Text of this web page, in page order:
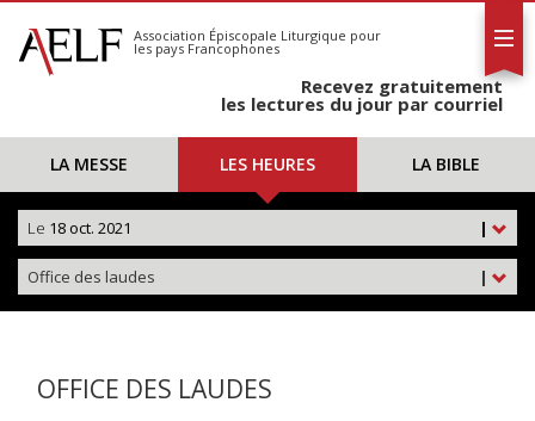
S'abonner
Calendrier
Association Épiscopale Liturgique pour
les pays Francophones
Recevez gratuitement
les lectures du jour par courriel
LA MESSE LES HEURES LA BIBLE
|
Le 18 oct. 2021
|
Office des laudes
OFFICE DES LAUDES